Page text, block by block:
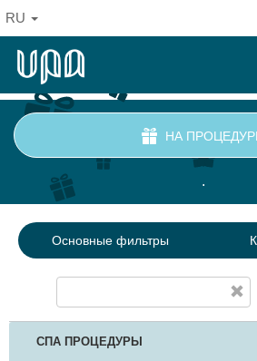
RU
НА
.
Основные фильтры
СПА ПРОЦЕДУРЫ